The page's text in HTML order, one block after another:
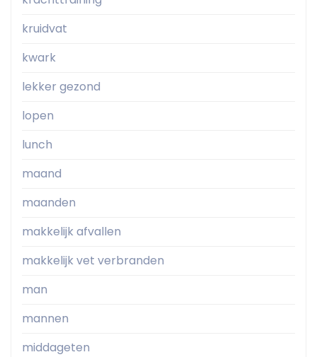
kruidvat
kwark
lekker gezond
lopen
lunch
maand
maanden
makkelijk afvallen
makkelijk vet verbranden
man
mannen
middageten